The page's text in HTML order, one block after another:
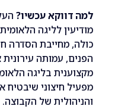
עכשיו?העלייה
לליגה הלאומית, אירוע
הסדרה חוקית. על
עמותה עירונית אינה יכולה
בליגה הלאומית – ולכן
חיצוני שיבטיח את יציבותה
של הקבוצה.